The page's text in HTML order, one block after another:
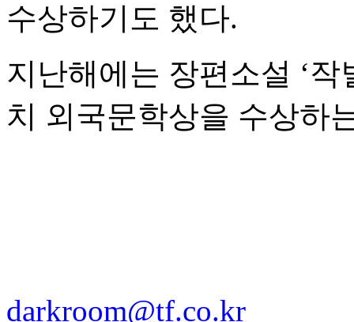
수상하기도 했다.
지난해에는 장편소설 ‘
치 외국문학상을 수상하
darkroom@tf.co.kr